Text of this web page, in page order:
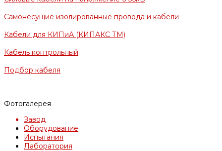
Самонесущие изолированные провода и кабели
Кабели для КИПиА (КИПАКС ТМ)
Кабель контрольный
Подбор кабеля
Фотогалерея
Завод
Оборудование
Испытания
Лаборатория